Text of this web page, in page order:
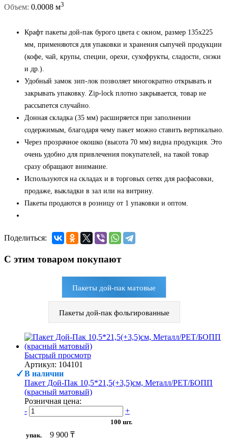
Объем: 0.0008 м3
Крафт пакеты дой-пак бурого цвета с окном, размер 135x225
мм, применяются для упаковки и хранения сыпучей продукции
(кофе, чай, крупы, специи, орехи, сухофрукты, сладости, снэки
и др.).
Удобный замок зип-лок позволяет многократно открывать и
закрывать упаковку. Zip-lock плотно закрывается, товар не
рассыпется случайно.
Донная складка (35 мм) расширяется при заполнении
содержимым, благодаря чему пакет можно ставить вертикально.
Через прозрачное окошко (высота 70 мм) видна продукция. Это
очень удобно для привлечения покупателей, на такой товар
сразу обращают внимание.
Используются на складах и в торговых сетях для расфасовки,
продаже, выкладки в зал или на витрину.
Пакеты продаются в розницу от 1 упаковки и оптом.
Поделиться:
С этим товаром покупают
Пакеты дой-пак матовые
Пакеты дой-пак фольгированные
Быстрый просмотр
Артикул: 104101
В наличии
Пакет Дой-Пак 10,5*21,5(+3,5)см, Металл/PET/БОПП
(красный матовый)
Розничная цена:
-
+
100 шт.
упак.
9 900 ₸